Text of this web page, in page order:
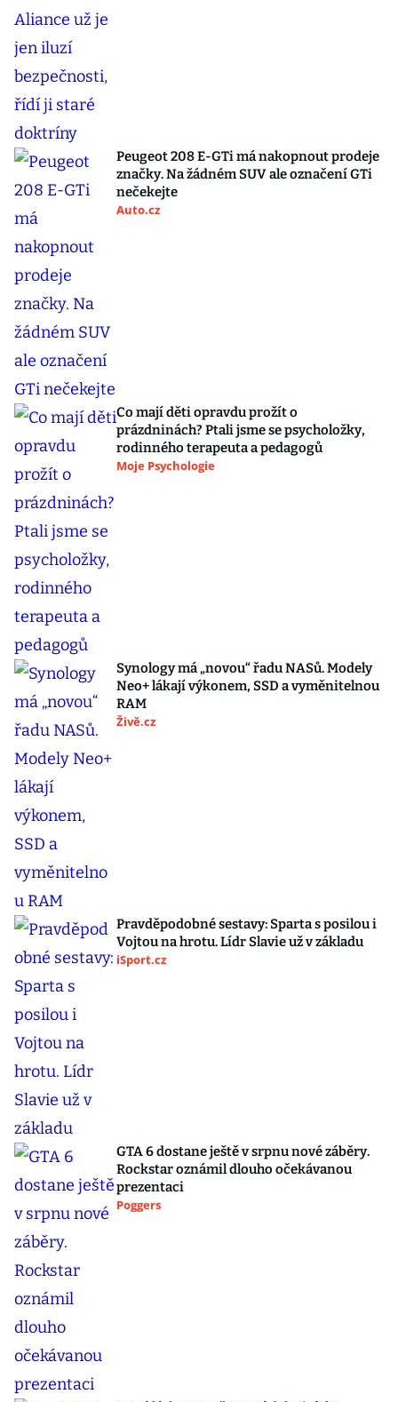
Peugeot 208 E-GTi má nakopnout prodeje
značky. Na žádném SUV ale označení GTi
nečekejte
Auto.cz
Co mají děti opravdu prožít o
prázdninách? Ptali jsme se psycholožky,
rodinného terapeuta a pedagogů
Moje Psychologie
Synology má „novou“ řadu NASů. Modely
Neo+ lákají výkonem, SSD a vyměnitelnou
RAM
Živě.cz
Pravděpodobné sestavy: Sparta s posilou i
Vojtou na hrotu. Lídr Slavie už v základu
iSport.cz
GTA 6 dostane ještě v srpnu nové záběry.
Rockstar oznámil dlouho očekávanou
prezentaci
Poggers